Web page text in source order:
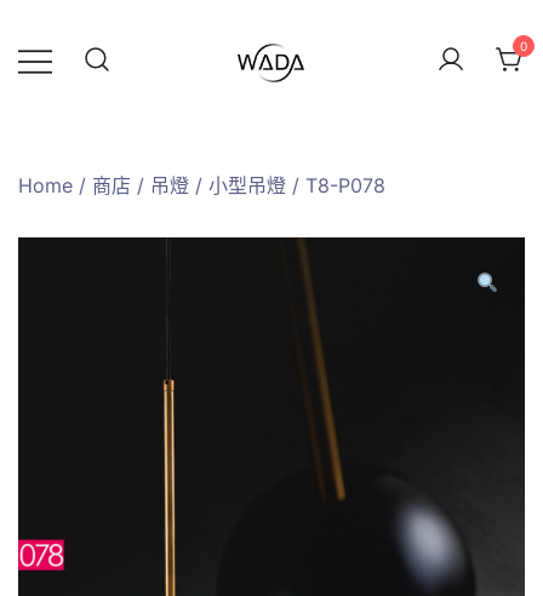
0
Home / 商店 / 吊燈 / 小型吊燈 / T8-P078